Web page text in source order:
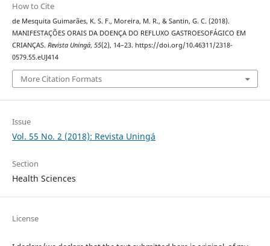
How to Cite
de Mesquita Guimarães, K. S. F., Moreira, M. R., & Santin, G. C. (2018).
MANIFESTAÇÕES ORAIS DA DOENÇA DO REFLUXO GASTROESOFÁGICO EM
CRIANÇAS. Revista Uningá, 55(2), 14–23. https://doi.org/10.46311/2318-
0579.55.eUJ414
More Citation Formats
Issue
Vol. 55 No. 2 (2018): Revista Uningá
Section
Health Sciences
License